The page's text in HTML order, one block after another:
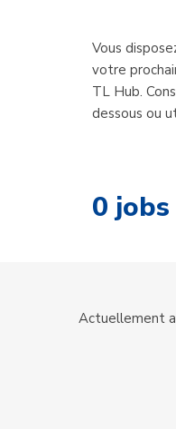
Vous
votre
TL Hub.
dessous ou
0
Actuellement